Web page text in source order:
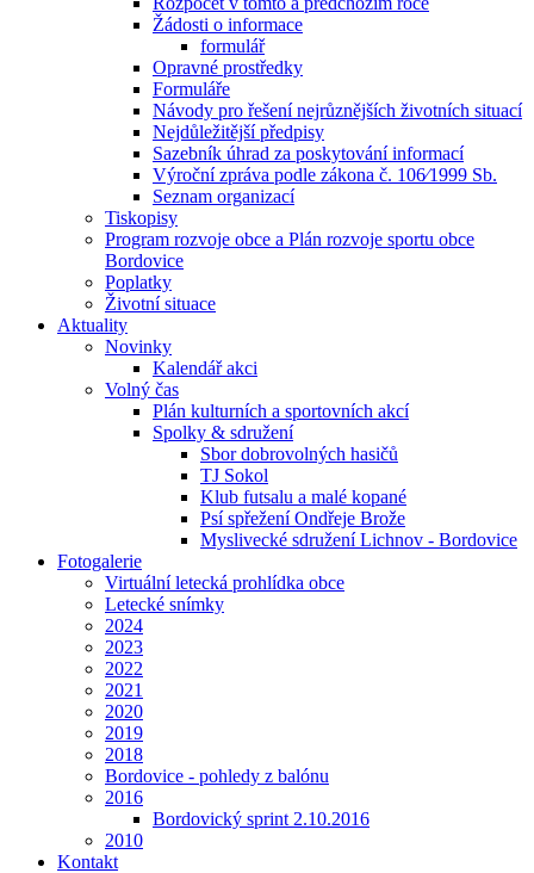
Žádosti o informace
formulář
Opravné prostředky
Formuláře
Návody pro řešení nejrůznějších životních situací
Nejdůležitější předpisy
Sazebník úhrad za poskytování informací
Výroční zpráva podle zákona č. 106⁄1999 Sb.
Seznam organizací
Tiskopisy
Program rozvoje obce a Plán rozvoje sportu obce
Bordovice
Poplatky
Životní situace
Aktuality
Novinky
Kalendář akci
Volný čas
Plán kulturních a sportovních akcí
Spolky & sdružení
Sbor dobrovolných hasičů
TJ Sokol
Klub futsalu a malé kopané
Psí spřežení Ondřeje Brože
Myslivecké sdružení Lichnov - Bordovice
Fotogalerie
Virtuální letecká prohlídka obce
Letecké snímky
2024
2023
2022
2021
2020
2019
2018
Bordovice - pohledy z balónu
2016
Bordovický sprint 2.10.2016
2010
Kontakt